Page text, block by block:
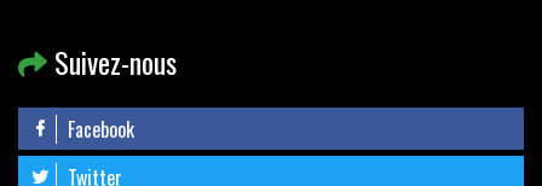
Suivez-nous
Facebook
Twitter